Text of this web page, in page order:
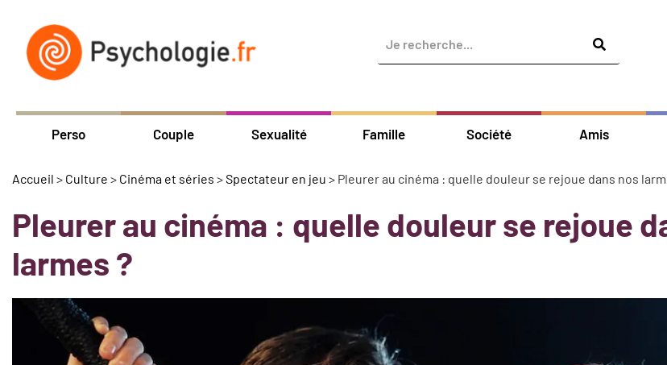
Perso Couple Sexualité Famille Société Amis
Accueil > Culture > Cinéma et séries >Spectateur en jeu > Pleurer au cinéma : quelle douleur se rejoue dans nos
Pleurer au cinéma : quelle douleur se rejoue
larmes ?